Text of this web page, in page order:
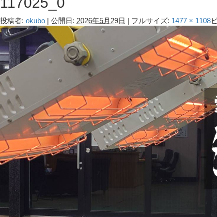
投稿者: okubo | 公開日: 2026年5月29日 | フルサイズ: 1477 × 1108